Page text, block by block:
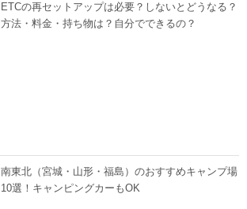
ETCの再セットアップは必要？しないとどうなる？
方法・料金・持ち物は？自分でできるの？
南東北（宮城・山形・福島）のおすすめキャンプ場
10選！キャンピングカーもOK